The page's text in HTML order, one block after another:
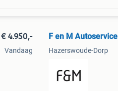
€ 4.950,-
Vandaag
F en M Autoservice
Hazerswoude-Dorp